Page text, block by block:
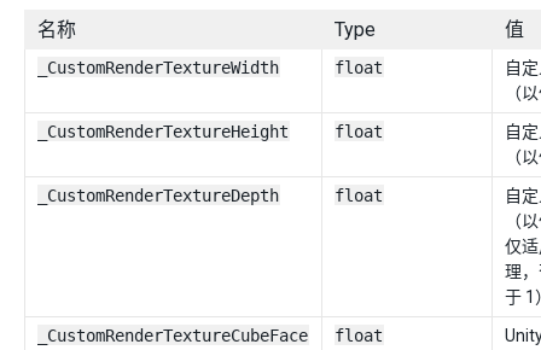
名称 Type 值
_CustomRenderTextureWidth float
自
（
_CustomRenderTextureHeight
float
自
（
_CustomRenderTextureDepth
float
自
（
仅
理
于 1
_CustomRenderTextureCubeFace
float